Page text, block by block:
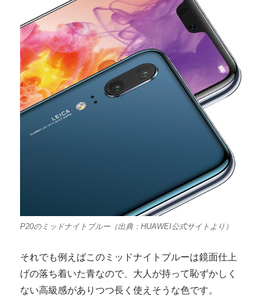
P20のミッドナイトブルー（出典：HUAWEI公式サイトより）
それでも例えばこのミッドナイトブルーは鏡面仕上
げの落ち着いた青なので、大人が持って恥ずかしく
ない高級感がありつつ長く使えそうな色です。